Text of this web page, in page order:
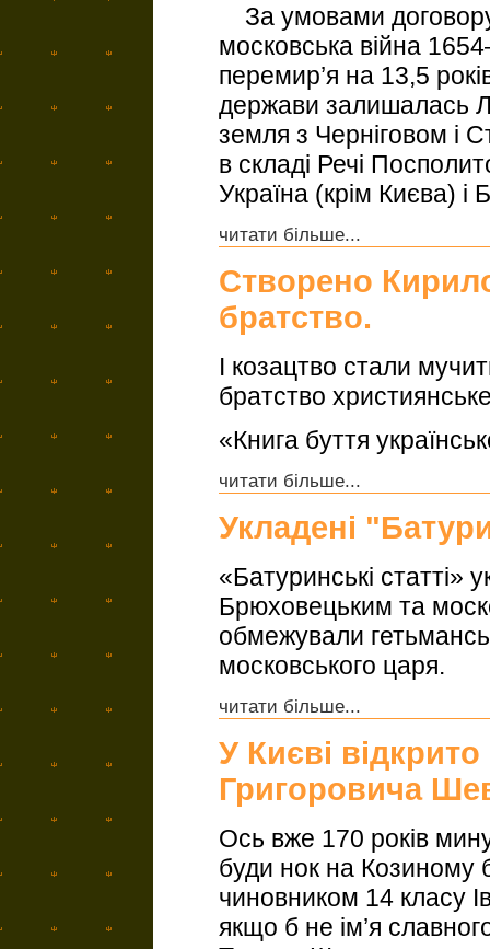
За умовами
московська війна
перемир’я на 13,5
держави залишалась
земля з Черніговом і
в складі Речі
Україна (крім Києва) і
читати більше...
Створено
братство.
І козацтво стали
братство
«Книга буття
читати більше...
Укладені
«Батуринські статті»
Брюховецьким та
обмежували
московського царя.
читати більше...
У Києві
Григоровича
Ось вже 170 років
буди нок на Козиному
чиновником 14 класу
якщо б не ім’я